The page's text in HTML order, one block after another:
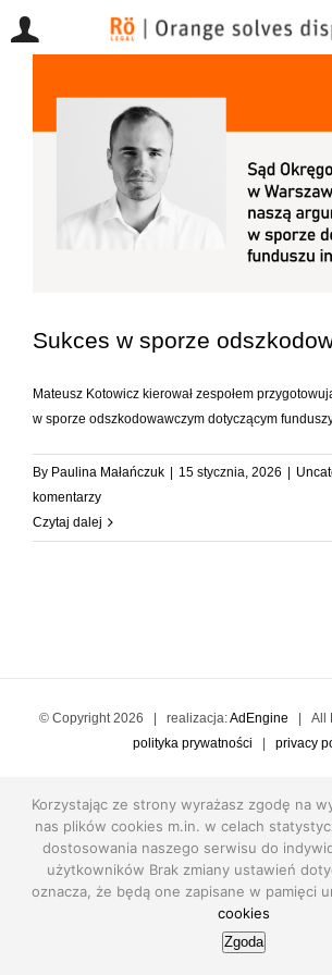
Sukces w sporze
Mateusz Kotowicz kierował zespołem
w sporze odszkodowawczym dotyczącym
By Paulina Małańczuk | 15 stycznia, 2026 |
komentarzy
Czytaj dalej
© Copyright 2026 | realizacja:AdEngine | All
polityka prywatności | privacy
Korzystając ze strony wyrażasz zgodę na
nas plików cookies m.in. w celach
dostosowania naszego serwisu do
użytkowników Brak zmiany ustawień
oznacza, że będą one zapisane w pamięci
cookies
Zgoda